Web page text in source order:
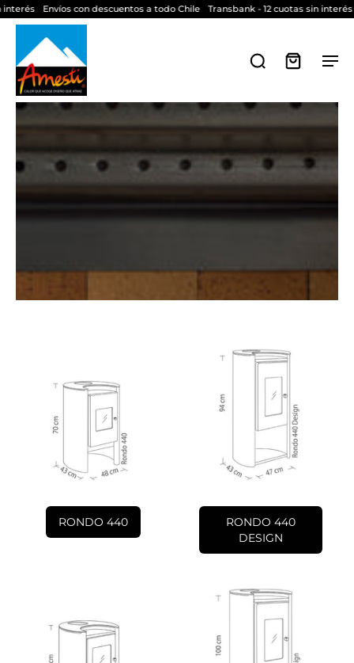
Envíos con descuentos a todo Chile Transbank - 12 cuotas sin interés
RONDO 440
RONDO 440
DESIGN